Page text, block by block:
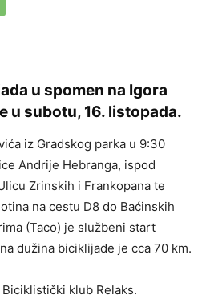
u spomen na Igora
u subotu, 16. listopada.
iz Gradskog parka u 9:30
Andrije Hebranga, ispod
Zrinskih i Frankopana te
na cestu D8 do Baćinskih
(Taco) je službeni start
dužina biciklijade je cca 70 km.
klub Relaks.